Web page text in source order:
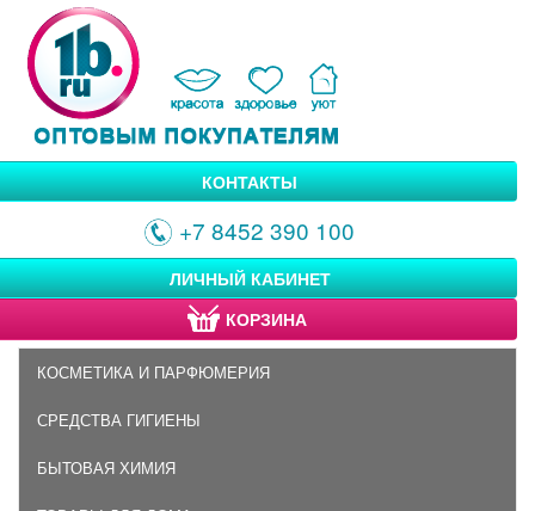
КОНТАКТЫ
+7 8452 390 100
ЛИЧНЫЙ КАБИНЕТ
КОРЗИНА
КОСМЕТИКА И ПАРФЮМЕРИЯ
СРЕДСТВА ГИГИЕНЫ
БЫТОВАЯ ХИМИЯ